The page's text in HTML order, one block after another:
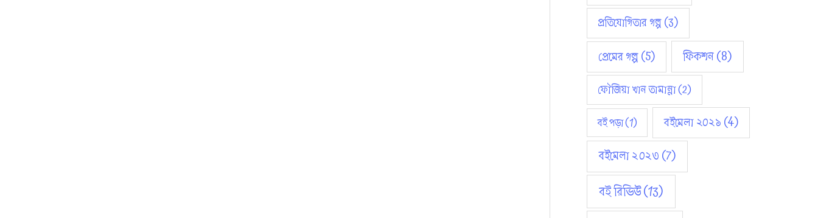
প্রতিযোগিতার গল্প(3)
প্রেমের গল্প(5) ফিকশন(8)
ফৌজিয়া খান তামান্না(2)
বই পড়া(1) বইমেলা ২০২১(4)
বইমেলা ২০২৩(7)
বই রিভিউ(13)